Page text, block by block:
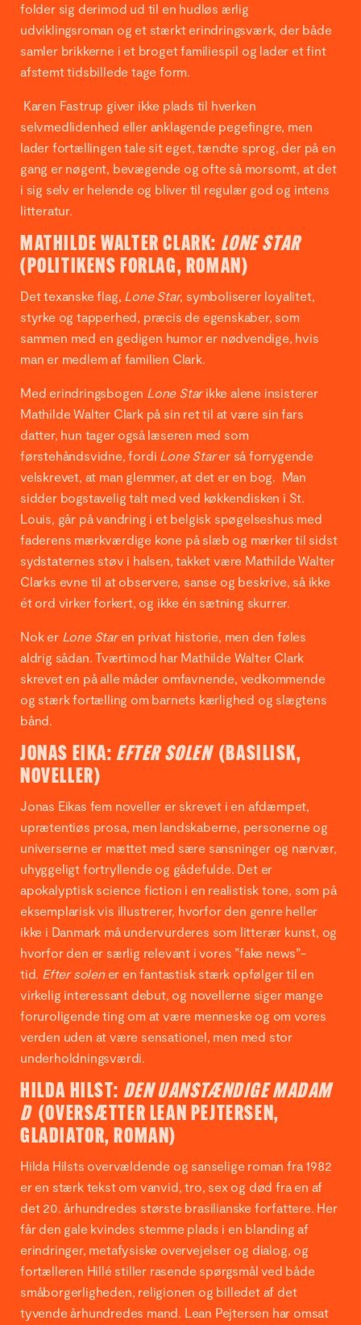
folder sig derimod ud til en hudløs ærlig
udviklingsroman og et stærkt erindringsværk, der både
samler brikkerne i et broget familiespil og lader et fint
afstemt tidsbillede tage form.
Karen Fastrup giver ikke plads til hverken
selvmedlidenhed eller anklagende pegefingre, men
lader fortællingen tale sit eget, tændte sprog, der på en
gang er nøgent, bevægende og ofte så morsomt, at det
i sig selv er helende og bliver til regulær god og intens
litteratur.
MATHILDE WALTER CLARK: LONE STAR
(POLITIKENS FORLAG, ROMAN)
Det texanske flag, Lone Star, symboliserer loyalitet,
styrke og tapperhed, præcis de egenskaber, som
sammen med en gedigen humor er nødvendige, hvis
man er medlem af familien Clark.
Med erindringsbogen Lone Starikke alene insisterer
Mathilde Walter Clark på sin ret til at være sin fars
datter, hun tager også læseren med som
førstehåndsvidne, fordi Lone Starer så forrygende
velskrevet, at man glemmer, at det er en bog. Man
sidder bogstavelig talt med ved køkkendisken i St.
Louis, går på vandring i et belgisk spøgelseshus med
faderens mærkværdige kone på slæb og mærker til sidst
sydstaternes støv i halsen, takket være Mathilde Walter
Clarks evne til at observere, sanse og beskrive, så ikke
ét ord virker forkert, og ikke én sætning skurrer.
Nok er Lone Staren privat historie, men den føles
aldrig sådan. Tværtimod har Mathilde Walter Clark
skrevet en på alle måder omfavnende, vedkommende
og stærk fortælling om barnets kærlighed og slægtens
bånd.
JONAS EIKA:EFTER SOLEN (BASILISK,
NOVELLER)
Jonas Eikas fem noveller er skrevet i en afdæmpet,
uprætentiøs prosa, men landskaberne, personerne og
universerne er mættet med sære sansninger og nærvær,
uhyggeligt fortryllende og gådefulde. Det er
apokalyptisk science fiction i en realistisk tone, som på
eksemplarisk vis illustrerer, hvorfor den genre heller
ikke i Danmark må undervurderes som litterær kunst, og
hvorfor den er særlig relevant i vores ”fake news”-
tid. Efter solener en fantastisk stærk opfølger til en
virkelig interessant debut, og novellerne siger mange
foruroligende ting om at være menneske og om vores
verden uden at være sensationel, men med stor
underholdningsværdi.
HILDA HILST: DEN UANSTÆNDIGE MADAM
D(OVERSÆTTER LEAN PEJTERSEN,
GLADIATOR, ROMAN)
Hilda Hilsts overvældende og sanselige roman fra 1982
er en stærk tekst om vanvid, tro, sex og død fra en af
det 20. århundredes største brasilianske forfattere. Her
får den gale kvindes stemme plads i en blanding af
erindringer, metafysiske overvejelser og dialog, og
fortælleren Hillé stiller rasende spørgsmål ved både
småborgerligheden, religionen og billedet af det
tyvende århundredes mand. Lean Pejtersen har omsat